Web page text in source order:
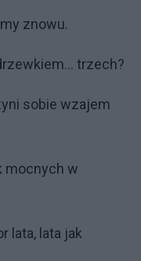
znowu.
trzech?
sobie wzajem
mocnych w
lata, lata jak